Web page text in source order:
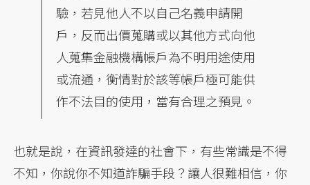
驗，若見他人不以自己名義申請開
戶，反而出價蒐購或以其他方式向他
人蒐集金融機構帳戶為不明用途使用
或流通，衡情對於該等帳戶極可能供
作不法目的使用，當有合理之預見。
也就是說，在資訊發達的社會下，有些常識是不得
不知，你說你不知道詐騙手段？讓人很難相信，你